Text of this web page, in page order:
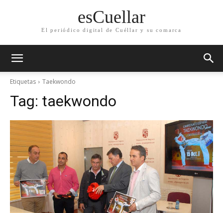
esCuellar
El periódico digital de Cuéllar y su comarca
Etiquetas Taekwondo
Tag: taekwondo